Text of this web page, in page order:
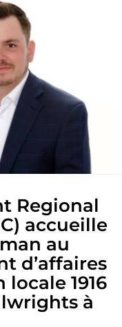
Regional
accueille
au
d’affaires
1916
à